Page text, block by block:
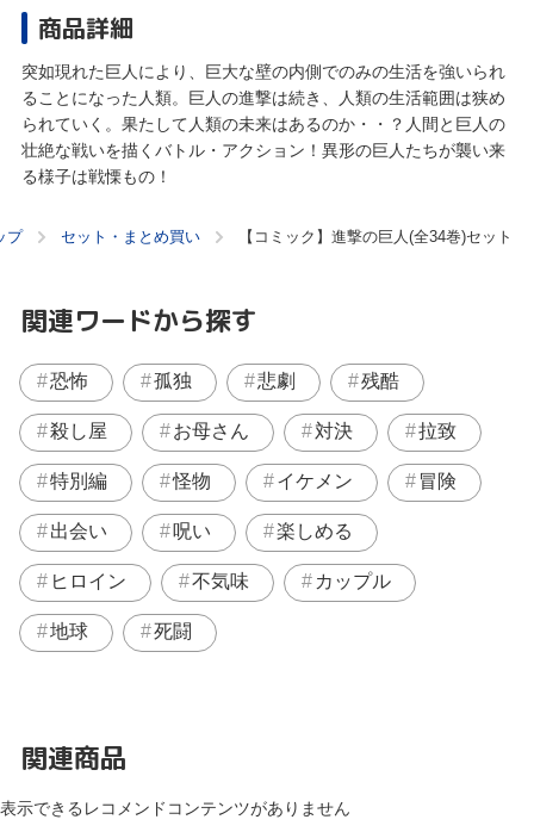
商品詳細
突如現れた巨人により、巨大な壁の内側でのみの生活を強いられ
ることになった人類。巨人の進撃は続き、人類の生活範囲は狭め
られていく。果たして人類の未来はあるのか・・？人間と巨人の
壮絶な戦いを描くバトル・アクション！異形の巨人たちが襲い来
る様子は戦慄もの！
プ セット・まとめ買い 【コミック】進撃の巨人(全34巻)セット
関連ワードから探す
恐怖 孤独 悲劇 残酷
殺し屋 お母さん 対決 拉致
特別編 怪物 イケメン 冒険
出会い 呪い 楽しめる
ヒロイン 不気味 カップル
地球 死闘
関連商品
表示できるレコメンドコンテンツがありません